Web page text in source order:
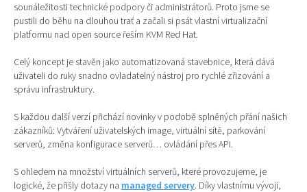
sounáležitosti technické podpory či administrátorů. Proto jsme se
pustili do běhu na dlouhou trať a začali si psát vlastní virtualizační
platformu nad open source řeším KVM Red Hat.
Celý koncept je stavěn jako automatizovaná stavebnice, která dává
uživateli do ruky snadno ovladatelný nástroj pro rychlé zřizování a
správu infrastruktury.
S každou další verzí přichází novinky v podobě splněných přání našich
zákazníků: Vytváření uživatelských image, virtuální sítě, parkování
serverů, změna konfigurace serverů… ovládání přes API.
S ohledem na množství virtuálních serverů, které provozujeme, je
logické, že přišly dotazy na managed servery. Díky vlastnímu vývoji,